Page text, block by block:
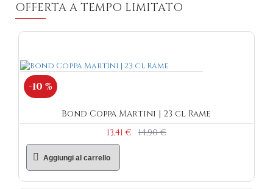
OFFERTA A TEMPO LIMITATO
-10 %
Bond Coppa Martini | 23 cl Rame
13,41 €
14,90 €
Aggiungi al carrello